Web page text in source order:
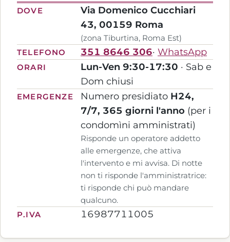
DOVE
Via Domenico Cucchiari
43, 00159 Roma
(zona Tiburtina, Roma Est)
TELEFONO
351 8646 306· WhatsApp
ORARI Lun-Ven 9:30-17:30 · Sab e
Dom chiusi
EMERGENZE Numero presidiato H24,
7/7, 365 giorni l'anno (per i
condomìni amministrati)
Risponde un operatore addetto
alle emergenze, che attiva
l'intervento e mi avvisa. Di notte
non ti risponde l'amministratrice:
ti risponde chi può mandare
qualcuno.
P.IVA
16987711005